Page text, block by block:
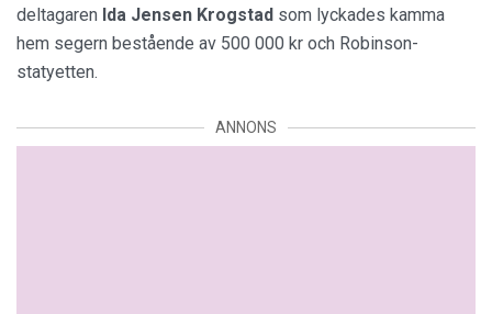
deltagaren Ida Jensen Krogstad som lyckades kamma
hem segern bestående av 500 000 kr och Robinson-
statyetten.
ANNONS